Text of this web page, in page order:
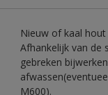
Nieuw of kaal
Afhankelijk van de
gebreken
M600).